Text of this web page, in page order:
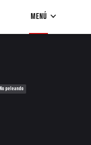
MENÚ
No peleando